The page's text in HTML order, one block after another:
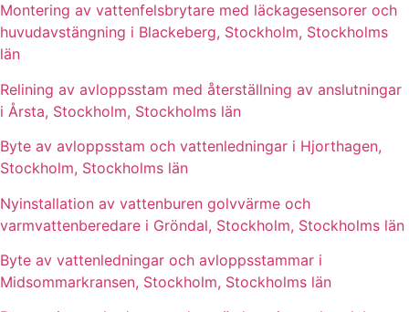
Montering av vattenfelsbrytare med läckagesensorer och
huvudavstängning i Blackeberg, Stockholm, Stockholms
län
Relining av avloppsstam med återställning av anslutningar
i Årsta, Stockholm, Stockholms län
Byte av avloppsstam och vattenledningar i Hjorthagen,
Stockholm, Stockholms län
Nyinstallation av vattenburen golvvärme och
varmvattenberedare i Gröndal, Stockholm, Stockholms län
Byte av vattenledningar och avloppsstammar i
Midsommarkransen, Stockholm, Stockholms län